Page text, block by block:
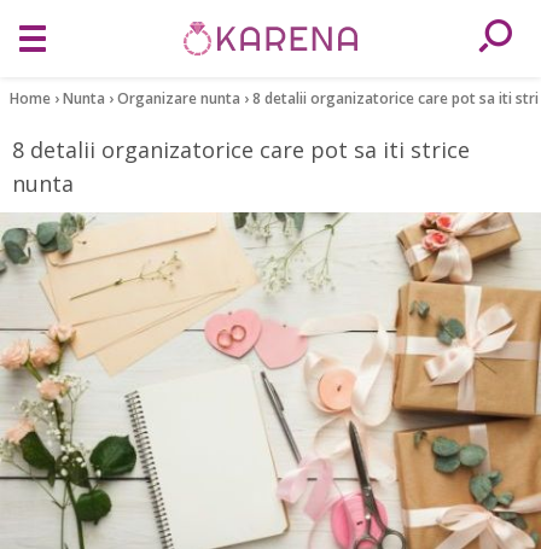
Home ›Nunta ›Organizare nunta ›8 detalii organizatorice care pot sa iti
8 detalii organizatorice care pot sa iti strice
nunta